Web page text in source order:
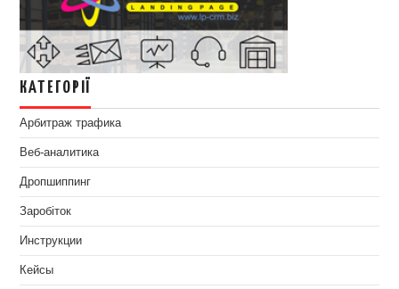
КАТЕГОРІЇ
Арбитраж трафика
Веб-аналитика
Дропшиппинг
Заробіток
Инструкции
Кейсы